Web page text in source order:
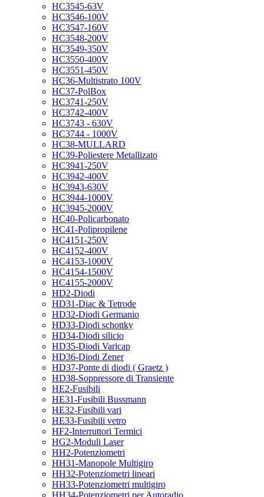
HC3545-63V
HC3546-100V
HC3547-160V
HC3548-200V
HC3549-350V
HC3550-400V
HC3551-450V
HC36-Multistrato 100V
HC37-PolBox
HC3741-250V
HC3742-400V
HC3743 - 630V
HC3744 - 1000V
HC38-MULLARD
HC39-Poliestere Metallizato
HC3941-250V
HC3942-400V
HC3943-630V
HC3944-1000V
HC3945-2000V
HC40-Policarbonato
HC41-Polipropilene
HC4151-250V
HC4152-400V
HC4153-1000V
HC4154-1500V
HC4155-2000V
HD2-Diodi
HD31-Diac & Tetrode
HD32-Diodi Germanio
HD33-Diodi schottky
HD34-Diodi silicio
HD35-Diodi Varicap
HD36-Diodi Zener
HD37-Ponte di diodi ( Graetz )
HD38-Soppressore di Transiente
HE2-Fusibili
HE31-Fusibili Bussmann
HE32-Fusibili vari
HE33-Fusibili vetro
HF2-Interruttori Termici
HG2-Moduli Laser
HH2-Potenziometri
HH31-Manopole Multigiro
HH32-Potenziometri lineari
HH33-Potenziometri multigiro
HH34-Potenziometri per Autoradio